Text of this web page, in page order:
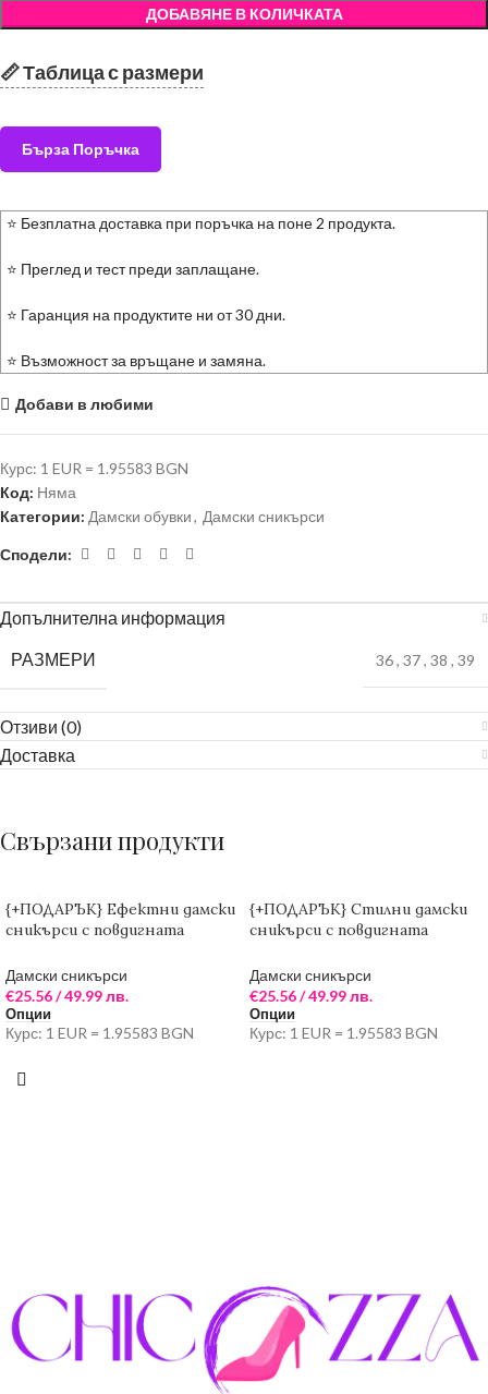
ДОБАВЯНЕ В КОЛИЧКАТА
📏 Таблица с размери
Бърза Поръчка
⭐ Безплатна доставка при поръчка на поне 2 продукта.
⭐ Преглед и тест преди заплащане.
⭐ Гаранция на продуктите ни от 30 дни.
⭐ Възможност за връщане и замяна.
Добави в любими
Курс: 1 EUR = 1.95583 BGN
Код: Няма
Категории: Дамски обувки, Дамски сникърси
Сподели:
Допълнителна информация
РАЗМЕРИ
36, 37, 38 , 39
Отзиви (0)
Доставка
Свързани продукти
{+ПОДАРЪК} Ефектни дамски
сникърси с повдигната
Дамски сникърси
€25.56/ 49.99 лв.
Опции
Курс: 1 EUR = 1.95583 BGN
{+ПОДАРЪК} Стилни дамски
сникърси с повдигната
Дамски сникърси
€25.56/ 49.99 лв.
Опции
Курс: 1 EUR = 1.95583 BGN